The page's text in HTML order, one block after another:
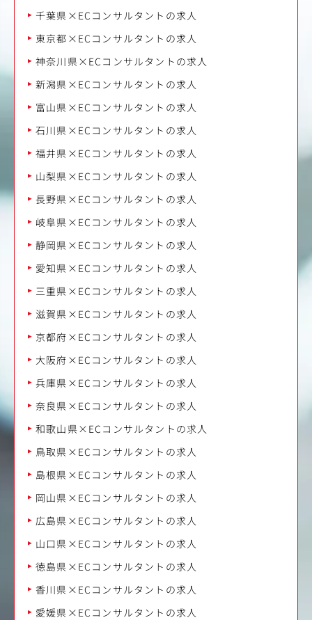
千葉県×ECコンサルタントの求人
東京都×ECコンサルタントの求人
神奈川県×ECコンサルタントの求人
新潟県×ECコンサルタントの求人
富山県×ECコンサルタントの求人
石川県×ECコンサルタントの求人
福井県×ECコンサルタントの求人
山梨県×ECコンサルタントの求人
長野県×ECコンサルタントの求人
岐阜県×ECコンサルタントの求人
静岡県×ECコンサルタントの求人
愛知県×ECコンサルタントの求人
三重県×ECコンサルタントの求人
滋賀県×ECコンサルタントの求人
京都府×ECコンサルタントの求人
大阪府×ECコンサルタントの求人
兵庫県×ECコンサルタントの求人
奈良県×ECコンサルタントの求人
和歌山県×ECコンサルタントの求人
鳥取県×ECコンサルタントの求人
島根県×ECコンサルタントの求人
岡山県×ECコンサルタントの求人
広島県×ECコンサルタントの求人
山口県×ECコンサルタントの求人
徳島県×ECコンサルタントの求人
香川県×ECコンサルタントの求人
愛媛県×ECコンサルタントの求人